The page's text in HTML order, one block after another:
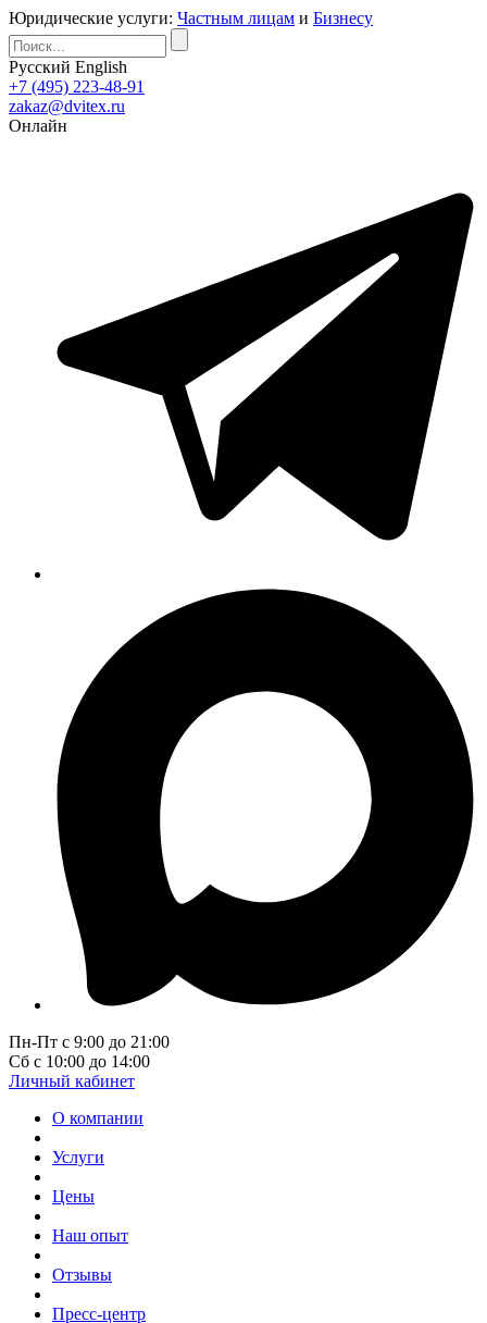
Юридические услуги: Частным лицам и Бизнесу
Русский English
+7 (495) 223-48-91
zakaz@dvitex.ru
Онлайн
Пн-Пт с 9:00 до 21:00
Сб с 10:00 до 14:00
Личный кабинет
О компании
Услуги
Цены
Наш опыт
Отзывы
Пресс-центр